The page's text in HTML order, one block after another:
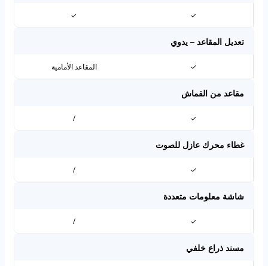
✓
✓
تعديل المقاعد – يدوي
✓ المقاعد الأمامية
مقاعد من القماش
✓
/
غطاء محرك عازل للصوت
✓
/
شاشة معلومات متعددة
✓
/
مسند ذراع خلفي